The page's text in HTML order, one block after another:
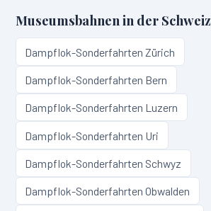
Museumsbahnen in der Schweiz
Dampflok-SonderfahrtenZürich
Dampflok-Sonderfahrten Bern
Dampflok-Sonderfahrten Luzern
Dampflok-Sonderfahrten Uri
Dampflok-Sonderfahrten Schwyz
Dampflok-SonderfahrtenObwalden